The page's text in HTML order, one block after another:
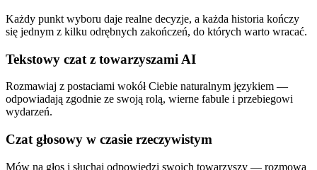
Każdy punkt wyboru daje realne decyzje, a każda historia kończy
się jednym z kilku odrębnych zakończeń, do których warto wracać.
Tekstowy czat z towarzyszami AI
Rozmawiaj z postaciami wokół Ciebie naturalnym językiem —
odpowiadają zgodnie ze swoją rolą, wierne fabule i przebiegowi
wydarzeń.
Czat głosowy w czasie rzeczywistym
Mów na głos i słuchaj odpowiedzi swoich towarzyszy — rozmowa